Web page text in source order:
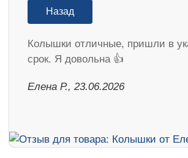
Назад
Колышки отличные, пришли в
срок. Я довольна 👍
Елена Р., 23.06.2026